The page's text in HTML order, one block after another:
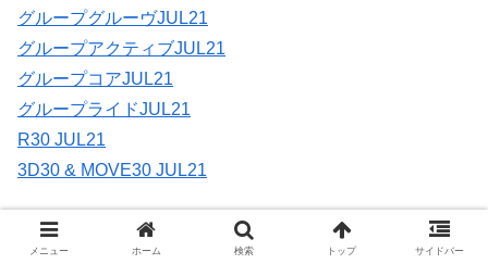
グループグルーヴJUL21
グループアクティブJUL21
グループコアJUL21
グループライドJUL21
R30 JUL21
3D30 & MOVE30 JUL21
メニュー ホーム 検索 トップ サイドバー